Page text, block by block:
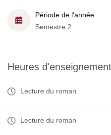
Période de l'année
Semestre 2
Heures d'enseignement
Lecture du roman
Lecture du roman